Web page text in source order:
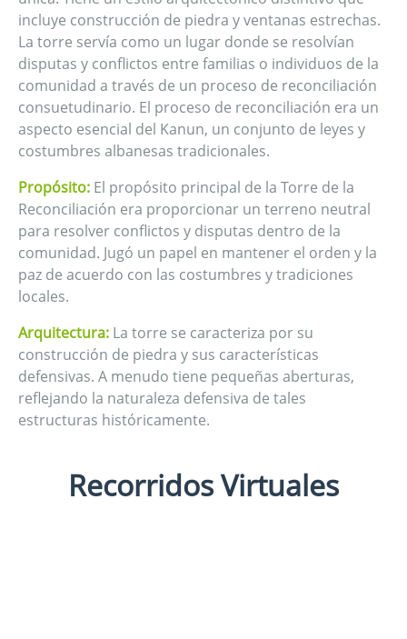
incluye construcción de piedra y ventanas estrechas.
La torre servía como un lugar donde se resolvían
disputas y conflictos entre familias o individuos de la
comunidad a través de un proceso de reconciliación
consuetudinario. El proceso de reconciliación era un
aspecto esencial del Kanun, un conjunto de leyes y
costumbres albanesas tradicionales.
Propósito: El propósito principal de la Torre de la
Reconciliación era proporcionar un terreno neutral
para resolver conflictos y disputas dentro de la
comunidad. Jugó un papel en mantener el orden y la
paz de acuerdo con las costumbres y tradiciones
locales.
Arquitectura: La torre se caracteriza por su
construcción de piedra y sus características
defensivas. A menudo tiene pequeñas aberturas,
reflejando la naturaleza defensiva de tales
estructuras históricamente.
Recorridos Virtuales